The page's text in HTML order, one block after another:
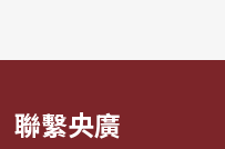
聯繫央廣